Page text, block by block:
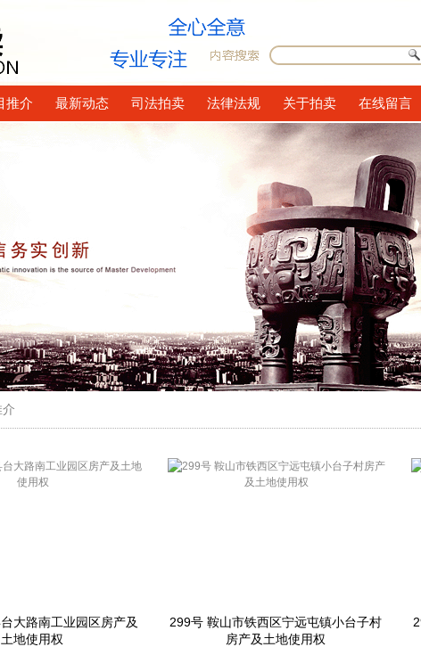
推介 最新动态 司法拍卖 法律法规 关于拍卖 在线留言
大路南工业园区房产及
土地使用权
299号 鞍山市铁西区宁远屯镇小台子村
房产及土地使用权